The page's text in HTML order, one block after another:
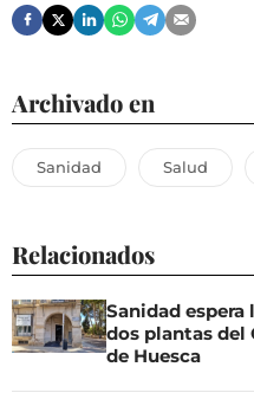
Archivado en
Sanidad Salud
Relacionados
Sanidad
dos plantas del
de Huesca